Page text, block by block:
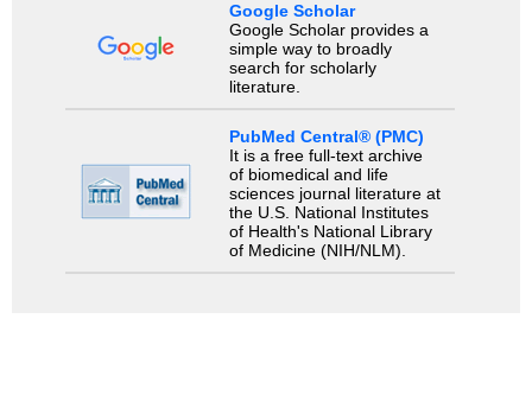
Google Scholar
Google Scholar provides a
simple way to broadly
search for scholarly
literature.
PubMed Central® (PMC)
It is a free full-text archive
of biomedical and life
sciences journal literature at
the U.S. National Institutes
of Health's National Library
of Medicine (NIH/NLM).